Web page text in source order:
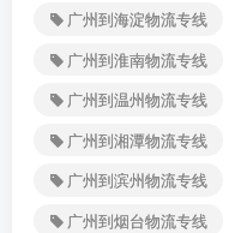
广州到海淀物流专线
广州到淮南物流专线
广州到温州物流专线
广州到湘潭物流专线
广州到滨州物流专线
广州到烟台物流专线